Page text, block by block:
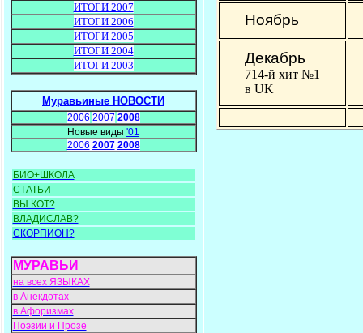
ИТОГИ 2007
ИТОГИ 2006
ИТОГИ 2005
ИТОГИ 2004
ИТОГИ 2003
Муравьиные НОВОСТИ
2006 2007 2008
Новые виды'01
2006 2007 2008
БИО+ШКОЛА
СТАТЬИ
ВЫ КОТ?
ВЛАДИСЛАВ?
СКОРПИОН?
МУРАВЬИ
на всех ЯЗЫКАХ
в Анекдотах
в Афоризмах
Поэзии и Прозе
Ноябрь
Декабрь
714-й хит №1
в UK